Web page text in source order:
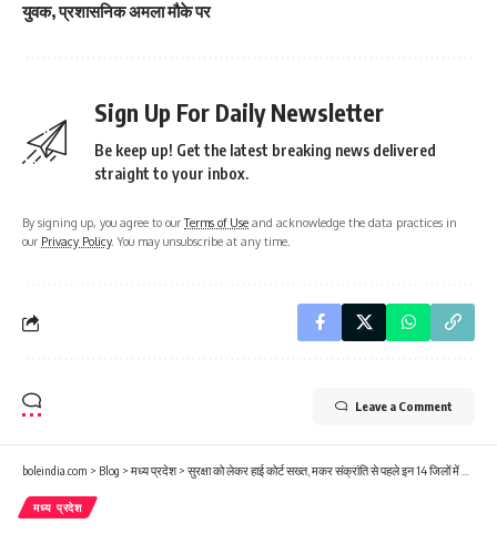
युवक, प्रशासनिक अमला मौके पर
Sign Up For Daily Newsletter
Be keep up! Get the latest breaking news delivered
straight to your inbox.
By signing up, you agree to ourTerms of Use and acknowledge the data practices in
our Privacy Policy. You may unsubscribe at any time.
Leave a Comment
boleindia.com > Blog > मध्य प्रदेश> सुरक्षा को लेकर हाई कोर्ट सख्त, मकर संक्रांति से पहले इन 14 जिलों में चाइनीज मांझा बैन
मध्य प्रदेश